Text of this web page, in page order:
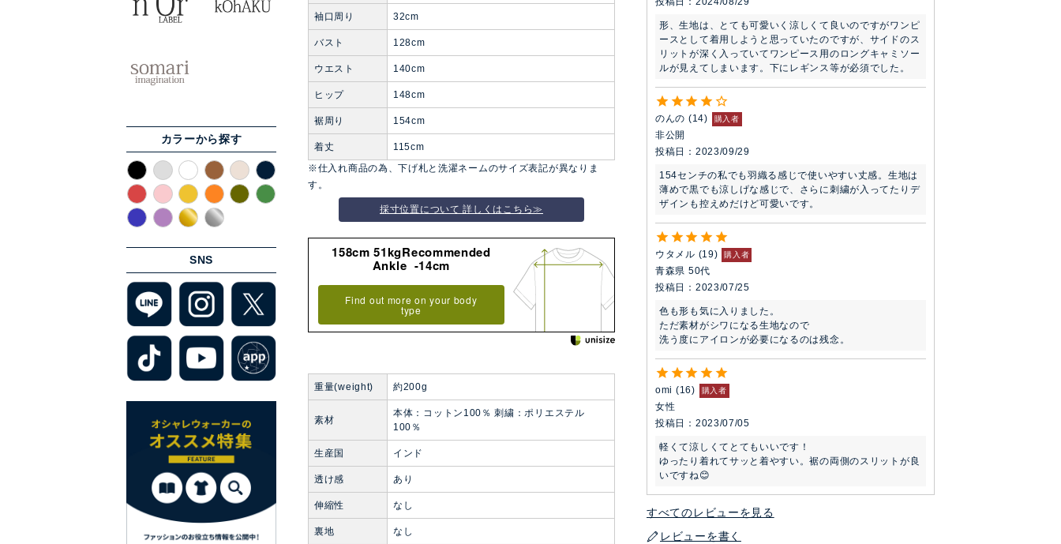
カラーから探す
SNS
形、生地は、とても可愛いく涼しくて良いのですがワンピ
ースとして着用しようと思っていたのですが、サイドのス
リットが深く入っていてワンピース用のロングキャミソー
ルが見えてしまいます。下にレギンス等が必須でした。
のんの 14 購入者
非公開
投稿日
2023/09/29
154センチの私でも羽織る感じで使いやすい丈感。生地は
薄めで黒でも涼しげな感じで、さらに刺繍が入ってたりデ
ザインも控えめだけど可愛いです。
ウタメル 19 購入者
青森県 50代
投稿日
2023/07/25
色も形も気に入りました。
ただ素材がシワになる生地なので
洗う度にアイロンが必要になるのは残念。
omi 16 購入者
女性
投稿日
2023/07/05
軽くて涼しくてとてもいいです！
ゆったり着れてサッと着やすい。裾の両側のスリットが良
いですね😊
すべてのレビューを見る
レビューを書く
袖口周り 32cm
バスト 128cm
ウエスト 140cm
ヒップ 148cm
裾周り 154cm
着丈
115cm
※仕入れ商品の為、下げ札と洗濯ネームのサイズ表記が異なりま
す。
採寸位置について 詳しくはこちら≫
158cm 51kgRecommended
Ankle -14cm
Find out more on your body
type
重量(weight) 約200g
素材
本体：コットン100％ 刺繍：ポリエステル
100％
生産国 インド
透け感 あり
伸縮性 なし
裏地 なし